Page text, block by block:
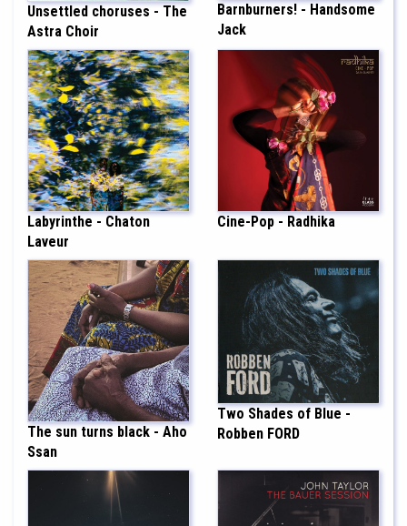
Unsettled choruses - The
Astra Choir
Barnburners! - Handsome
Jack
Labyrinthe - Chaton
Laveur
Cine-Pop - Radhika
The sun turns black - Aho
Ssan
Two Shades of Blue -
Robben FORD